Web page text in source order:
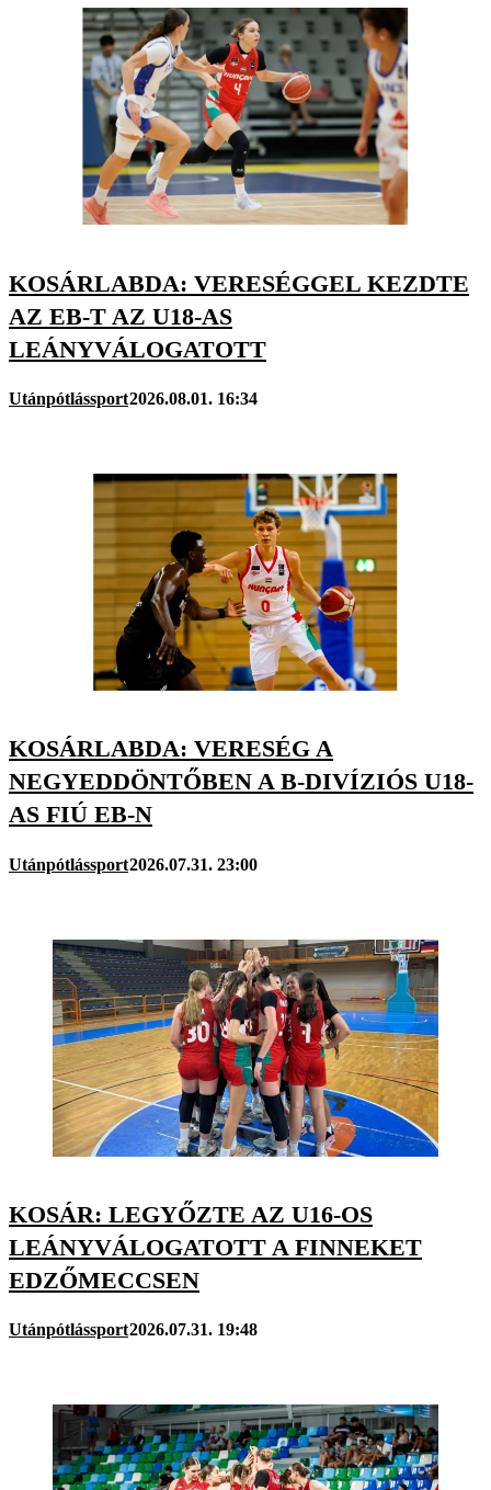
KOSÁRLABDA: VERESÉGGEL KEZDTE
AZ EB-T AZ U18-AS
LEÁNYVÁLOGATOTT
Utánpótlássport2026.08.01. 16:34
KOSÁRLABDA: VERESÉG A
NEGYEDDÖNTŐBEN A B-DIVÍZIÓS U18-
AS FIÚ EB-N
Utánpótlássport2026.07.31. 23:00
KOSÁR: LEGYŐZTE AZ U16-OS
LEÁNYVÁLOGATOTT A FINNEKET
EDZŐMECCSEN
Utánpótlássport2026.07.31. 19:48